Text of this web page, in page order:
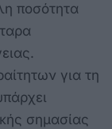
ποσότητα
για τη
σημασίας